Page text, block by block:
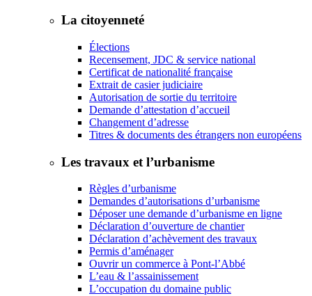
La citoyenneté
Élections
Recensement, JDC & service national
Certificat de nationalité française
Extrait de casier judiciaire
Autorisation de sortie du territoire
Demande d’attestation d’accueil
Changement d’adresse
Titres & documents des étrangers non européens
Les travaux et l’urbanisme
Règles d’urbanisme
Demandes d’autorisations d’urbanisme
Déposer une demande d’urbanisme en ligne
Déclaration d’ouverture de chantier
Déclaration d’achèvement des travaux
Permis d’aménager
Ouvrir un commerce à Pont-l’Abbé
L’eau & l’assainissement
L’occupation du domaine public